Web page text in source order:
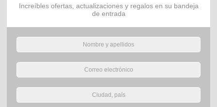
Increíbles ofertas, actualizaciones y regalos en su bandeja
de entrada